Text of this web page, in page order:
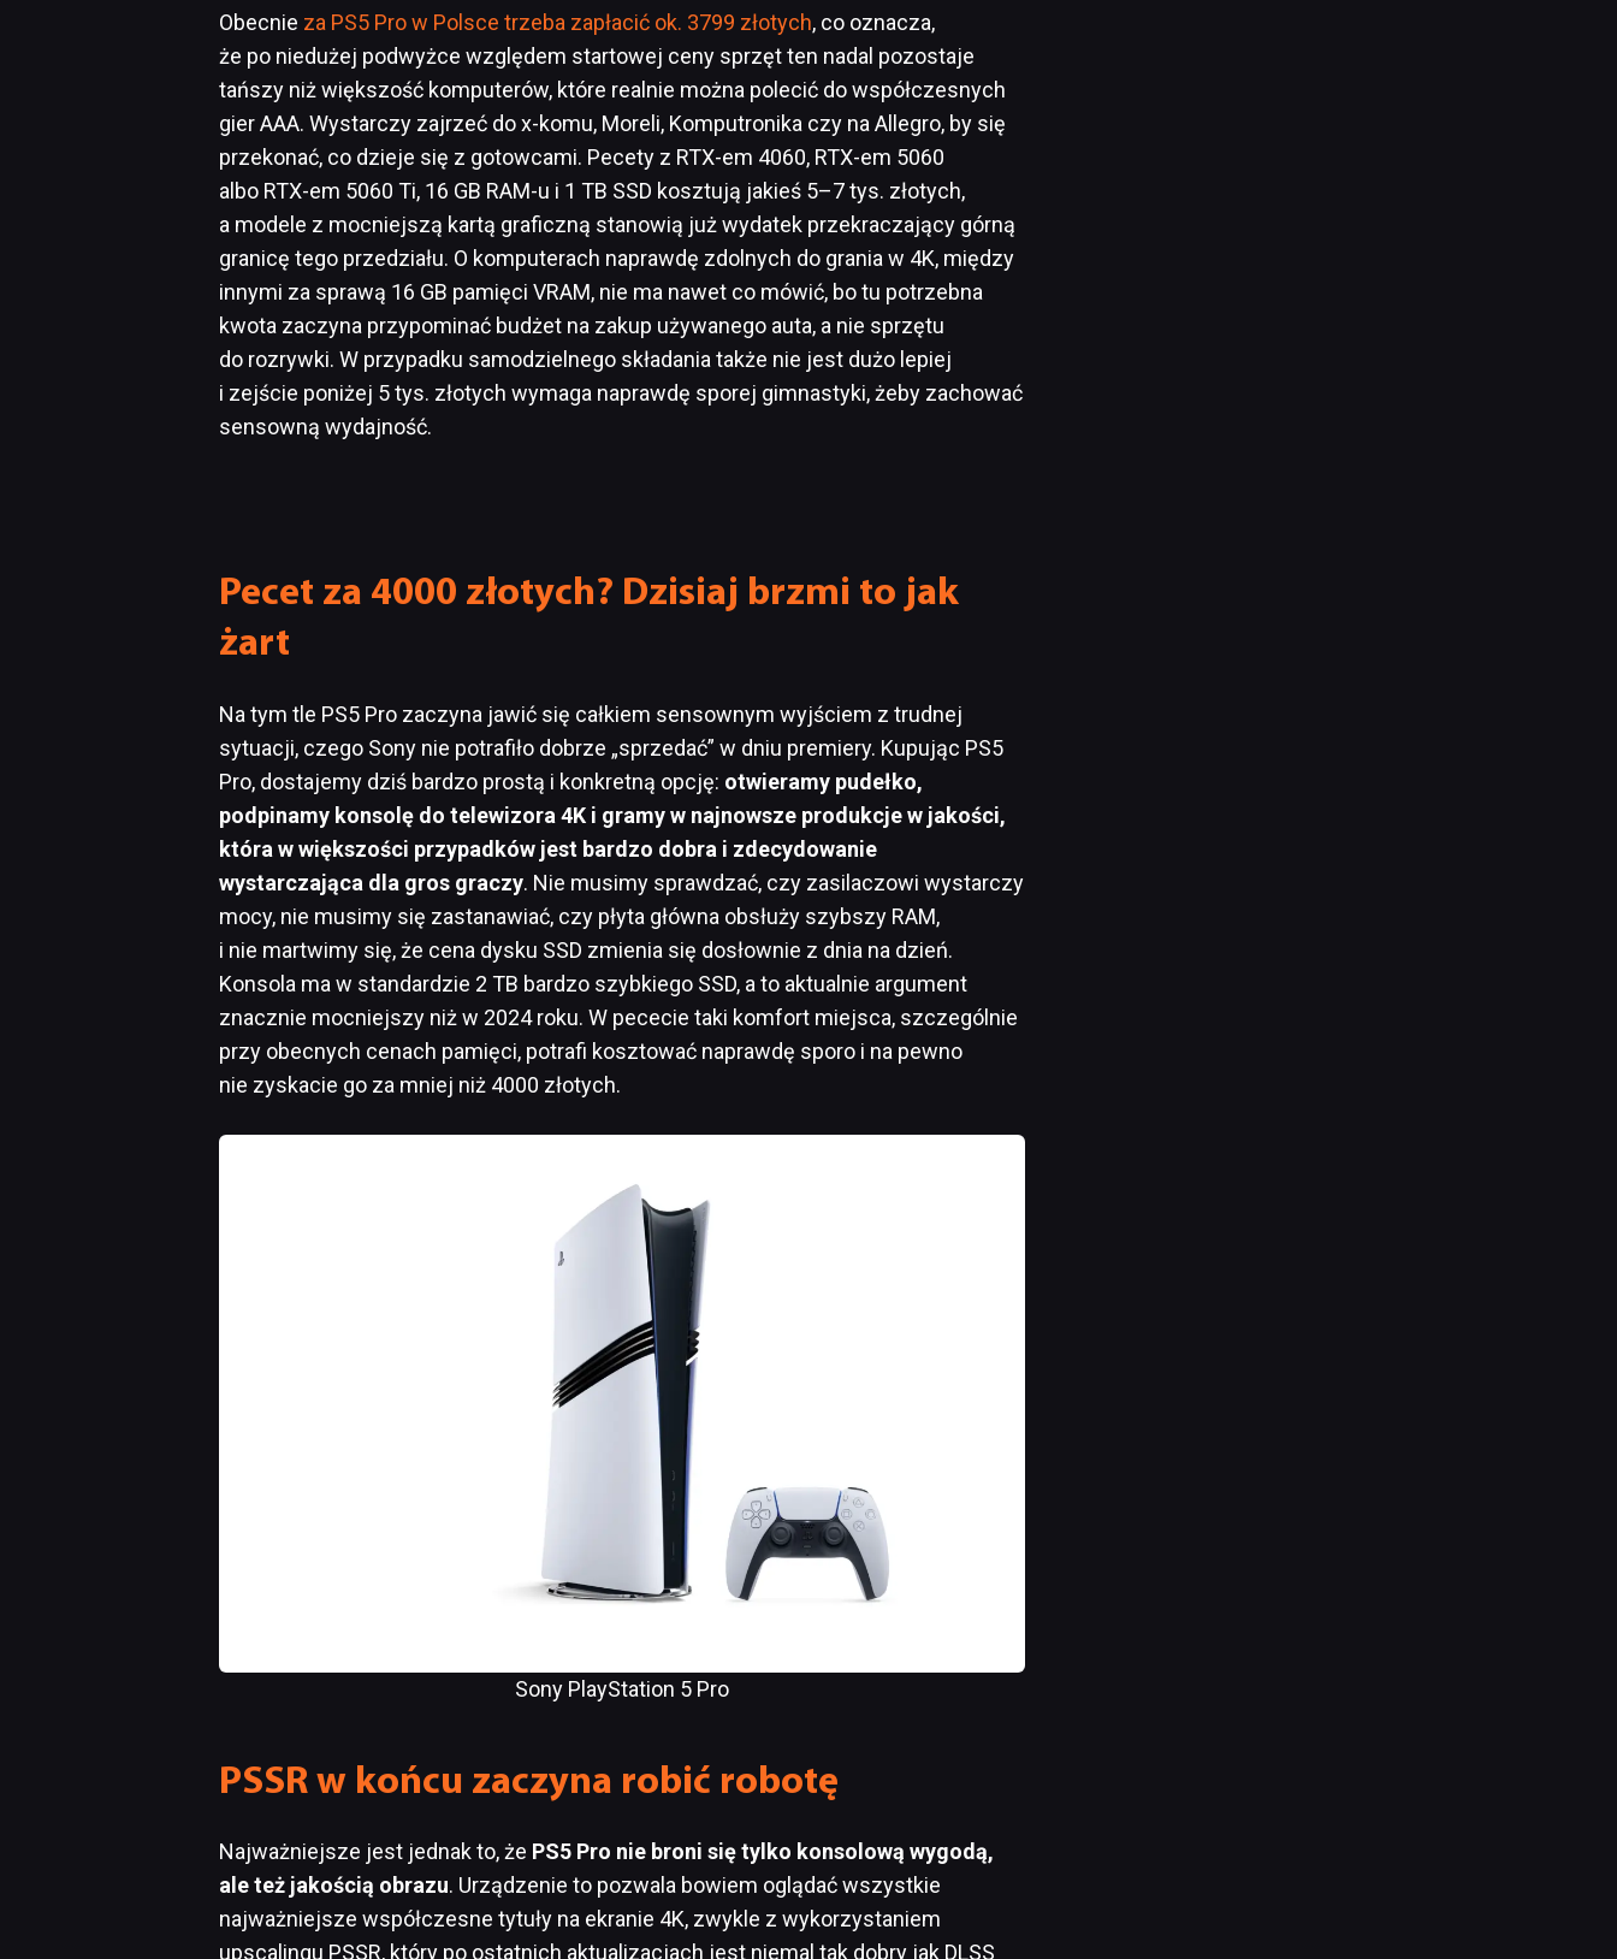
Obecnie za PS5 Pro w Polsce trzeba zapłacić ok. 3799 złotych, co oznacza,
że po niedużej podwyżce względem startowej ceny sprzęt ten nadal pozostaje
tańszy niż większość komputerów, które realnie można polecić do współczesnych
gier AAA. Wystarczy zajrzeć do x-komu, Moreli, Komputronika czy na Allegro, by się
przekonać, co dzieje się z gotowcami. Pecety z RTX-em 4060, RTX-em 5060
albo RTX-em 5060 Ti, 16 GB RAM-u i 1 TB SSD kosztują jakieś 5–7 tys. złotych,
a modele z mocniejszą kartą graficzną stanowią już wydatek przekraczający górną
granicę tego przedziału. O komputerach naprawdę zdolnych do grania w 4K, między
innymi za sprawą 16 GB pamięci VRAM, nie ma nawet co mówić, bo tu potrzebna
kwota zaczyna przypominać budżet na zakup używanego auta, a nie sprzętu
do rozrywki. W przypadku samodzielnego składania także nie jest dużo lepiej
i zejście poniżej 5 tys. złotych wymaga naprawdę sporej gimnastyki, żeby zachować
sensowną wydajność.
Pecet za 4000 złotych? Dzisiaj brzmi to jak
żart
Na tym tle PS5 Pro zaczyna jawić się całkiem sensownym wyjściem z trudnej
sytuacji, czego Sony nie potrafiło dobrze „sprzedać” w dniu premiery. Kupując PS5
Pro, dostajemy dziś bardzo prostą i konkretną opcję: otwieramy pudełko,
podpinamy konsolę do telewizora 4K i gramy w najnowsze produkcje w jakości,
która w większości przypadków jest bardzo dobra i zdecydowanie
wystarczająca dla gros graczy. Nie musimy sprawdzać, czy zasilaczowi wystarczy
mocy, nie musimy się zastanawiać, czy płyta główna obsłuży szybszy RAM,
i nie martwimy się, że cena dysku SSD zmienia się dosłownie z dnia na dzień.
Konsola ma w standardzie 2 TB bardzo szybkiego SSD, a to aktualnie argument
znacznie mocniejszy niż w 2024 roku. W pececie taki komfort miejsca, szczególnie
przy obecnych cenach pamięci, potrafi kosztować naprawdę sporo i na pewno
nie zyskacie go za mniej niż 4000 złotych.
Sony PlayStation 5 Pro
PSSR w końcu zaczyna robić robotę
Najważniejsze jest jednak to, że PS5 Pro nie broni się tylko konsolową wygodą,
ale też jakością obrazu. Urządzenie to pozwala bowiem oglądać wszystkie
najważniejsze współczesne tytuły na ekranie 4K, zwykle z wykorzystaniem
upscalingu PSSR, który po ostatnich aktualizacjach jest niemal tak dobry jak DLSS